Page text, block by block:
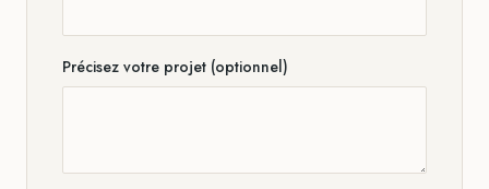
Précisez votre projet (optionnel)